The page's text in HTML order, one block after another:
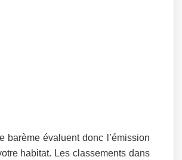
barème évaluent donc l’émission
habitat. Les classements dans